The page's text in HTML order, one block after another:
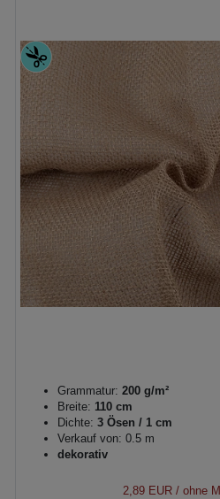
Grammatur: 200 g/m²
Breite: 110 cm
Dichte: 3 Ösen / 1 cm
Verkauf von: 0.5 m
dekorativ
2,89 EUR/ ohne